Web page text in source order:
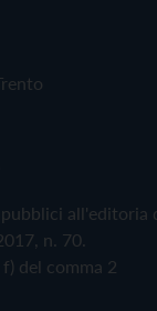
all'editoria
n. 70.
del comma 2